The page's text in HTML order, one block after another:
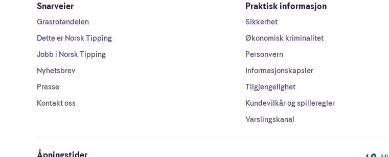
Snarveier
Grasrotandelen
Dette er Norsk Tipping
Jobb i Norsk Tipping
Nyhetsbrev
Presse
Kontakt oss
Praktisk informasjon
Sikkerhet
Økonomisk kriminalitet
Personvern
Informasjonskapsler
Tilgjengelighet
Kundevilkår og spilleregler
Varslingskanal